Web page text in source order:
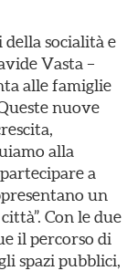
socialità e
Vasta –
alle famiglie
nuove
alla
a
un
Con le due
il percorso di
spazi pubblici,